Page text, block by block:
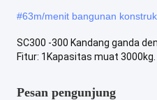
#63m/menit bangunan
SC300 -300 Kandang ganda
Fitur: 1Kapasitas muat
Pesan pengunjung